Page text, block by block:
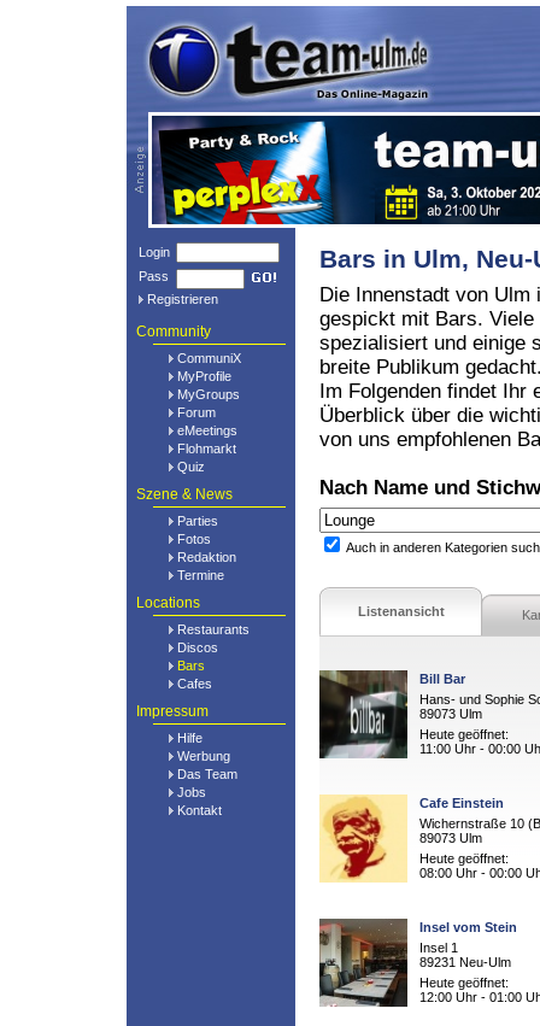
Login
Pass
Registrieren
Community
CommuniX
MyProfile
MyGroups
Forum
eMeetings
Flohmarkt
Quiz
Szene & News
Parties
Fotos
Redaktion
Termine
Locations
Restaurants
Discos
Bars
Cafes
Impressum
Hilfe
Werbung
Das Team
Jobs
Kontakt
Bars in Ulm,
Die Innenstadt von Ulm
gespickt mit Bars. Viele
spezialisiert und einige
breite Publikum
Im Folgenden findet Ihr
Überblick über die
von uns empfohlenen
Nach Name und
Auch in anderen Kategorien
Listenansicht
Bill Bar
Hans- und Sophie
89073 Ulm
Heute geöffnet:
11:00 Uhr - 00:00
Cafe Einstein
Wichernstraße 10
89073 Ulm
Heute geöffnet:
08:00 Uhr - 00:00
Insel vom Stein
Insel 1
89231 Neu-Ulm
Heute geöffnet:
12:00 Uhr - 01:00